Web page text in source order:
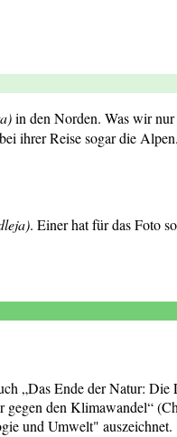
in den Norden. Was wir
ihrer Reise sogar die
. Einer hat für das Foto
„Das Ende der Natur:
den Klimawandel“
und Umwelt" auszeichnet.